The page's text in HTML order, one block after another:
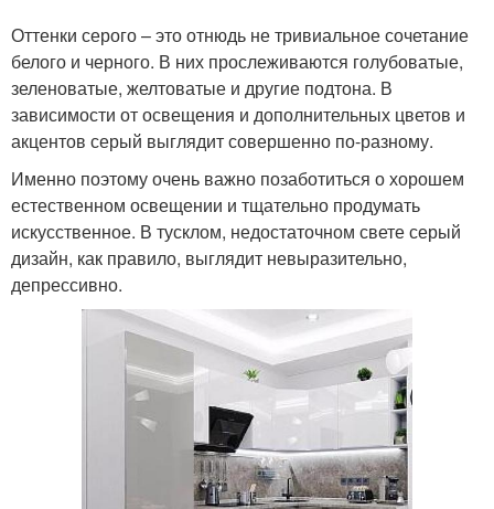
Оттенки серого – это отнюдь не тривиальное сочетание
белого и черного. В них прослеживаются голубоватые,
зеленоватые, желтоватые и другие подтона. В
зависимости от освещения и дополнительных цветов и
акцентов серый выглядит совершенно по-разному.
Именно поэтому очень важно позаботиться о хорошем
естественном освещении и тщательно продумать
искусственное. В тусклом, недостаточном свете серый
дизайн, как правило, выглядит невыразительно,
депрессивно.